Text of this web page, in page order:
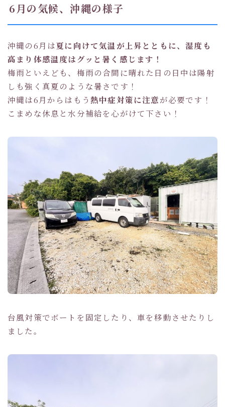
6月の気候、沖縄の様子
沖縄の6月は夏に向けて気温が上昇とともに、湿度も
高まり体感温度はグッと暑く感じます！
梅雨といえども、梅雨の合間に晴れた日の日中は陽射
しも強く真夏のような暑さです！
沖縄は6月からはもう 熱中症対策に注意が必要です！
こまめな休息と水分補給を心がけて下さい！
台風対策でボートを固定したり、車を移動させたりし
ました。